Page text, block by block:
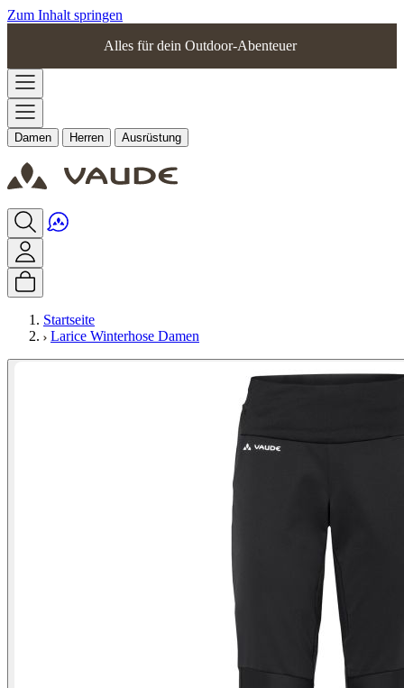
Zum Inhalt springen
Alles für dein Outdoor-Abenteuer
Damen Herren Ausrüstung
Startseite
Larice Winterhose Damen